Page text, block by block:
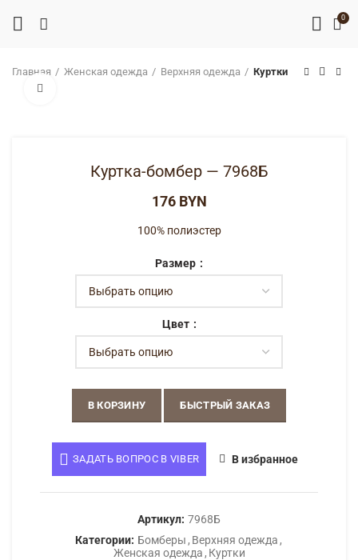
0
Главная Женская одежда Верхняя одежда
Куртки
Куртка-бомбер — 7968Б
BYN
100% полиэстер
Размер
Цвет
В КОРЗИНУ БЫСТРЫЙ ЗАКАЗ
ЗАДАТЬ ВОПРОС В VIBER В избранное
Артикул: 7968Б
Категории: Бомберы , Верхняя одежда ,
Женская одежда , Куртки